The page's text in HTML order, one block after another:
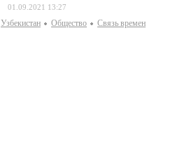
01.09.2021 13:27
Узбекистан Общество Связь времен